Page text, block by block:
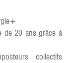
de 20 ans grâce à
collectifs